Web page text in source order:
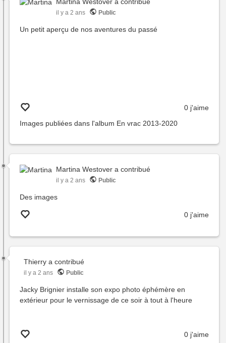
il y a 2 ans Public
Un petit aperçu de nos aventures du passé
0 j'aime
Images publiées dans l'album En vrac 2013-2020
Martina Westover a contribué
il y a 2 ans Public
Des images
0 j'aime
Thierry a contribué
il y a 2 ans Public
Jacky Brignier installe son expo photo éphémère en
extérieur pour le vernissage de ce soir à tout à l'heure
0 j'aime